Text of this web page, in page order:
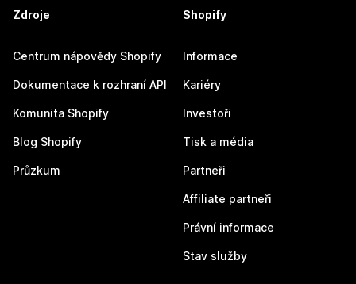
Zdroje
Centrum nápovědy Shopify
Dokumentace k rozhraní API
Komunita Shopify
Blog Shopify
Průzkum
Shopify
Informace
Kariéry
Investoři
Tisk a média
Partneři
Affiliate partneři
Právní informace
Stav služby